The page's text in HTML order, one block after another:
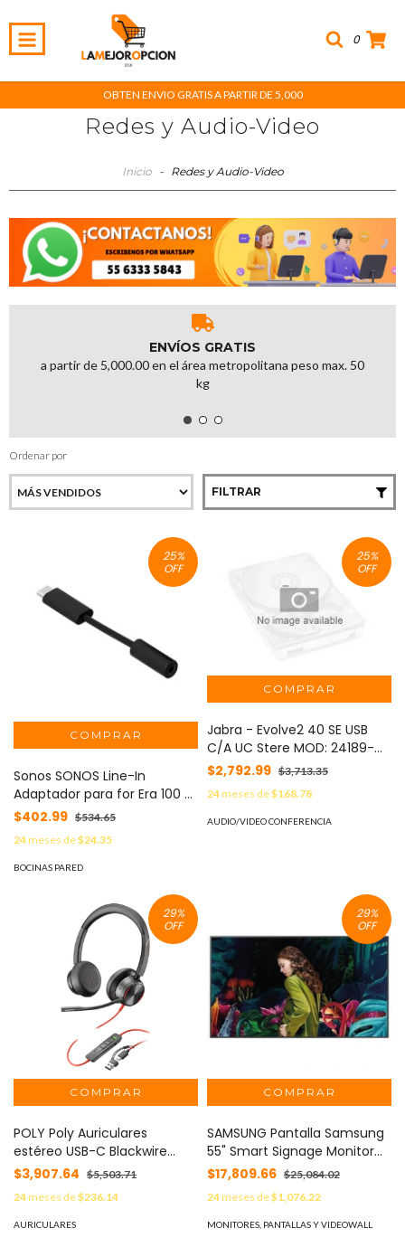
0
OBTEN ENVIO GRATIS A PARTIR DE 5,000
Redes y Audio-Video
Inicio - Redes y Audio-Video
ENVÍOS GRATIS
a partir de 5,000.00 en el área metropolitana peso max. 50
kg
Ordenar por
FILTRAR
25%
OFF
Sonos SONOS Line-In
Adaptador para for Era 100 y
Era 300 blanco MOD:
$402.99 $534.65
24meses de$24.35
BOCINAS PARED
25%
OFF
Jabra - Evolve2 40 SE USB
C/A UC Stere MOD: 24189-
989-799
$2,792.99 $3,713.35
24meses de$168.78
AUDIO/VIDEO CONFERENCIA
29%
OFF
POLY Poly Auriculares
estéreo USB-C Blackwire
8225 + Adaptador USB-C/A
MOD: 8X223AA
$3,907.64 $5,503.71
24meses de$236.14
AURICULARES
29%
OFF
SAMSUNG Pantalla Samsung
55" Smart Signage Monitor
Edge Led BLU UHD 3840x2160
MOD: LH55QBCEBGCXGO
$17,809.66 $25,084.02
24meses de$1,076.22
MONITORES, PANTALLAS Y VIDEOWALL